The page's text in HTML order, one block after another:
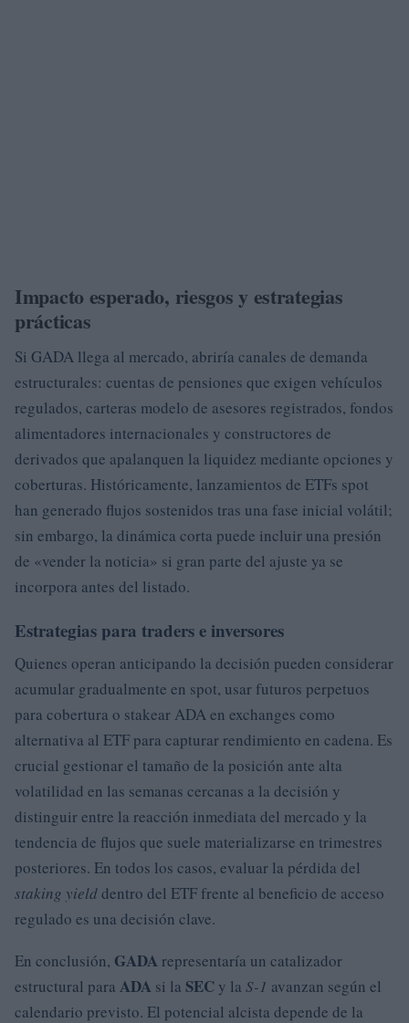
Impacto esperado, riesgos y estrategias
prácticas
Si GADA llega al mercado, abriría canales de demanda
estructurales: cuentas de pensiones que exigen vehículos
regulados, carteras modelo de asesores registrados, fondos
alimentadores internacionales y constructores de
derivados que apalanquen la liquidez mediante opciones y
coberturas. Históricamente, lanzamientos de ETFs spot
han generado flujos sostenidos tras una fase inicial volátil;
sin embargo, la dinámica corta puede incluir una presión
de «vender la noticia» si gran parte del ajuste ya se
incorpora antes del listado.
Estrategias para traders e inversores
Quienes operan anticipando la decisión pueden considerar
acumular gradualmente en spot, usar futuros perpetuos
para cobertura o stakear ADA en exchanges como
alternativa al ETF para capturar rendimiento en cadena. Es
crucial gestionar el tamaño de la posición ante alta
volatilidad en las semanas cercanas a la decisión y
distinguir entre la reacción inmediata del mercado y la
tendencia de flujos que suele materializarse en trimestres
posteriores. En todos los casos, evaluar la pérdida del
staking yielddentro del ETF frente al beneficio de acceso
regulado es una decisión clave.
En conclusión, GADA representaría un catalizador
estructural para ADA si la SEC y la S-1 avanzan según el
calendario previsto. El potencial alcista depende de la